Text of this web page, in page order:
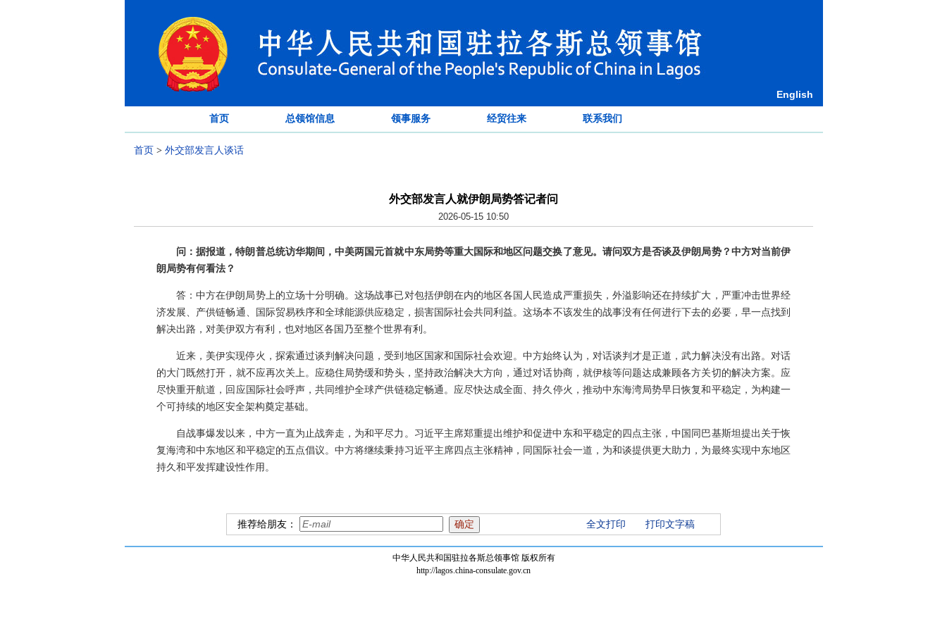
English
首页 总领馆信息 领事服务 经贸往来 联系我们
首页 > 外交部发言人谈话
外交部发言人就伊朗局势答记者问
2026-05-15 10:50
问：据报道，特朗普总统访华期间，中美两国元首就中东局势等重大国际和地区问题交换了意见。请问双方是否谈及伊朗局势？中方对当前伊
朗局势有何看法？
答：中方在伊朗局势上的立场十分明确。这场战事已对包括伊朗在内的地区各国人民造成严重损失，外溢影响还在持续扩大，严重冲击世界经
济发展、产供链畅通、国际贸易秩序和全球能源供应稳定，损害国际社会共同利益。这场本不该发生的战事没有任何进行下去的必要，早一点找到
解决出路，对美伊双方有利，也对地区各国乃至整个世界有利。
近来，美伊实现停火，探索通过谈判解决问题，受到地区国家和国际社会欢迎。中方始终认为，对话谈判才是正道，武力解决没有出路。对话
的大门既然打开，就不应再次关上。应稳住局势缓和势头，坚持政治解决大方向，通过对话协商，就伊核等问题达成兼顾各方关切的解决方案。应
尽快重开航道，回应国际社会呼声，共同维护全球产供链稳定畅通。应尽快达成全面、持久停火，推动中东海湾局势早日恢复和平稳定，为构建一
个可持续的地区安全架构奠定基础。
自战事爆发以来，中方一直为止战奔走，为和平尽力。习近平主席郑重提出维护和促进中东和平稳定的四点主张，中国同巴基斯坦提出关于恢
复海湾和中东地区和平稳定的五点倡议。中方将继续秉持习近平主席四点主张精神，同国际社会一道，为和谈提供更大助力，为最终实现中东地区
持久和平发挥建设性作用。
推荐给朋友： 全文打印 打印文字稿
中华人民共和国驻拉各斯总领事馆 版权所有
http://lagos.china-consulate.gov.cn